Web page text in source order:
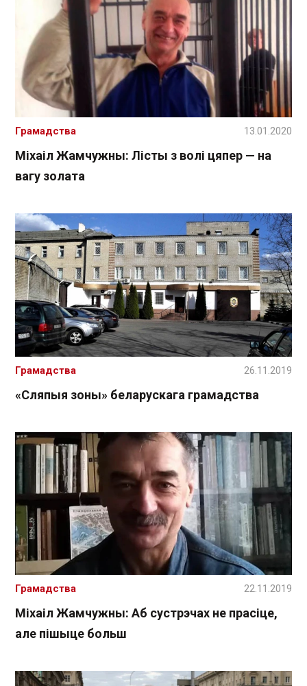
Міхаіл Жамчужны: Лісты з волі цяпер — на
вагу золата
Грамадства 13.01.2020
«Сляпыя зоны» беларускага грамадства
Грамадства 26.11.2019
Міхаіл Жамчужны: Аб сустрэчах не прасіце,
але пішыце больш
Грамадства 22.11.2019